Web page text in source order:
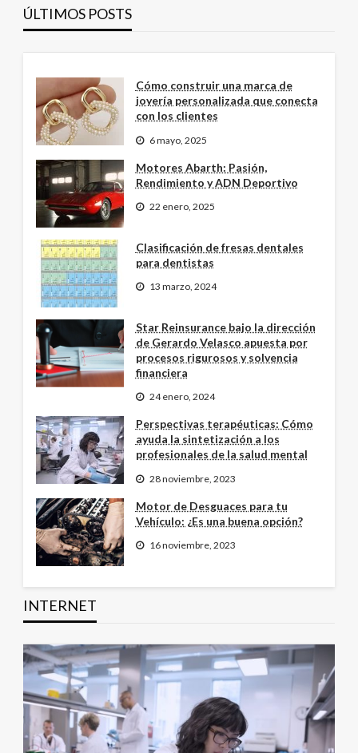
ÚLTIMOS POSTS
Cómo construir una marca de
joyería personalizada que conecta
con los clientes
6 mayo, 2025
Motores Abarth: Pasión,
Rendimiento y ADN Deportivo
22 enero, 2025
Clasificación de fresas dentales
para dentistas
13 marzo, 2024
Star Reinsurance bajo la dirección
de Gerardo Velasco apuesta por
procesos rigurosos y solvencia
financiera
24 enero, 2024
Perspectivas terapéuticas: Cómo
ayuda la sintetización a los
profesionales de la salud mental
28 noviembre, 2023
Motor de Desguaces para tu
Vehículo: ¿Es una buena opción?
16 noviembre, 2023
INTERNET